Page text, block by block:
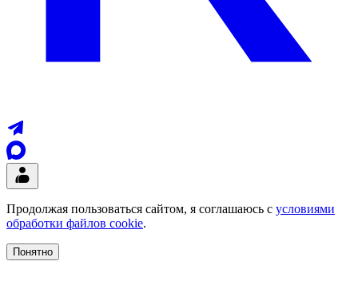
Продолжая пользоваться сайтом, я соглашаюсь с условиями
обработки файлов cookie.
Понятно